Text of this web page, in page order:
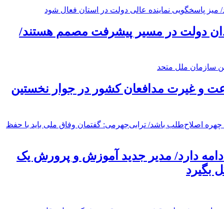
دولت در مسیر پیشرفت مصمم هستند/
و غیرت مدافعان کشور در جوار نخستین
دارد/ مدیر جدید آموزش و پرورش یک
بگیرد